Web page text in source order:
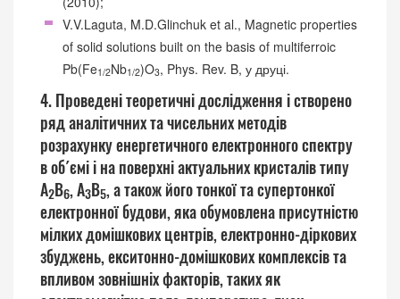
V.V.Laguta, M.D.Glinchuk et al., Magnetic properties
of solid solutions built on the basis of multiferroic
Pb(Fe1/2Nb1/2)O3, Phys. Rev. B, у друці.
4. Проведені теоретичні дослідження і створено
ряд аналітичних та чисельних методів
розрахунку енергетичного електронного спектру
в об´ємі і на поверхні актуальних кристалів типу
А2В6, А3В5, а також його тонкої та супертонкої
електронної будови, яка обумовлена присутністю
мілких домішкових центрів, електронно-діркових
збуджень, екситонно-домішкових комплексів та
впливом зовнішніх факторів, таких як